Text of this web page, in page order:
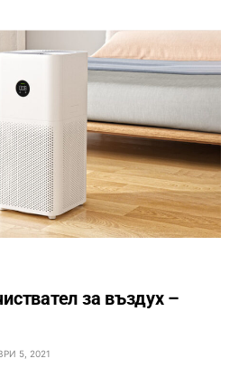
за въздух –
5, 2021